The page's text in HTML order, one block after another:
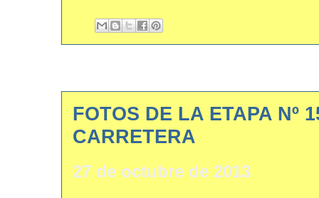
FOTOS DE LA ETAPA Nº
CARRETERA
27 de octubre de 2013